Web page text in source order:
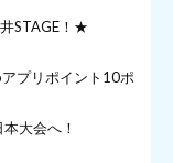
STAGE！★
プリポイント10ポ
大会へ！